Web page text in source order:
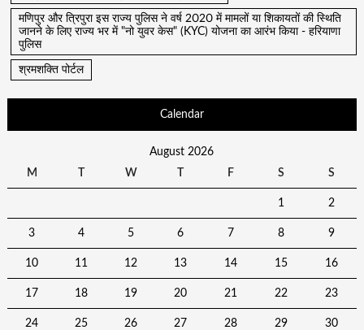
मणिपुर और त्रिपुरा इस राज्य पुलिस ने वर्ष 2020 में मामलों या शिकायतों की स्थिति
जानने के लिए राज्य भर में "नो युवर केस" (KYC) योजना का आरंभ किया - हरियाणा
पुलिस
श्रमशक्ति पोर्टल
Calendar
August 2026
M
T W T F S S
1 2
3 4 5 6 7 8 9
10 11 12 13 14 15 16
17 18 19 20 21 22 23
24 25 26 27 28 29 30